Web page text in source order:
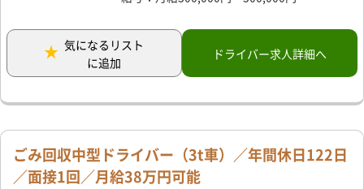
気になるリスト
に追加
ドライバー求人詳細へ
ごみ回収中型ドライバー（3t車）／年間休日122日
／面接1回／月給38万円可能